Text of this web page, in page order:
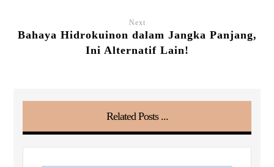
Next
Bahaya Hidrokuinon dalam Jangka Panjang,
Ini Alternatif Lain!
Related Posts ...